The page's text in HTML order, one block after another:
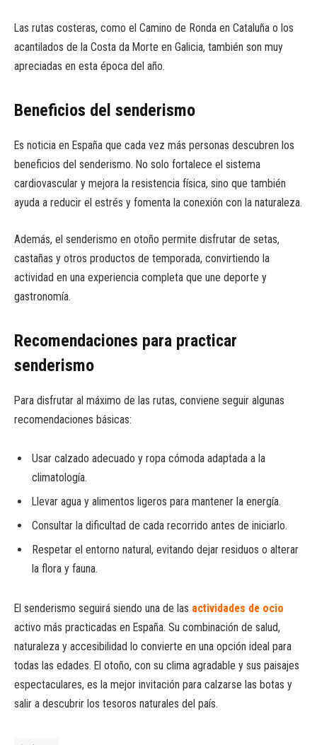
Las rutas costeras, como el Camino de Ronda en Cataluña o los
acantilados de la Costa da Morte en Galicia, también son muy
apreciadas en esta época del año.
Beneficios del senderismo
Es noticia en España que cada vez más personas descubren los
beneficios del senderismo. No solo fortalece el sistema
cardiovascular y mejora la resistencia física, sino que también
ayuda a reducir el estrés y fomenta la conexión con la naturaleza.
Además, el senderismo en otoño permite disfrutar de setas,
castañas y otros productos de temporada, convirtiendo la
actividad en una experiencia completa que une deporte y
gastronomía.
Recomendaciones para practicar
senderismo
Para disfrutar al máximo de las rutas, conviene seguir algunas
recomendaciones básicas:
Usar calzado adecuado y ropa cómoda adaptada a la
climatología.
Llevar agua y alimentos ligeros para mantener la energía.
Consultar la dificultad de cada recorrido antes de iniciarlo.
Respetar el entorno natural, evitando dejar residuos o alterar
la flora y fauna.
El senderismo seguirá siendo una de las actividades de ocio
activo más practicadas en España. Su combinación de salud,
naturaleza y accesibilidad lo convierte en una opción ideal para
todas las edades. El otoño, con su clima agradable y sus paisajes
espectaculares, es la mejor invitación para calzarse las botas y
salir a descubrir los tesoros naturales del país.